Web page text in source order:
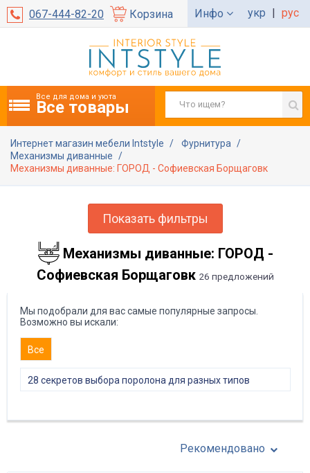
067-444-82-20 Корзина Инфо укр | рус
Все для дома и уюта
Все товары
Интернет магазин мебели Intstyle
Фурнитура
Механизмы диванные
Механизмы диванные: ГОРОД - Софиевская Борщаговк
Показать фильтры
Механизмы диванные: ГОРОД -
Софиевская Борщаговк 26 предложений
Мы подобрали для вас самые популярные запросы.
Возможно вы искали:
Все
28 секретов выбора поролона для разных типов
Рекомендовано